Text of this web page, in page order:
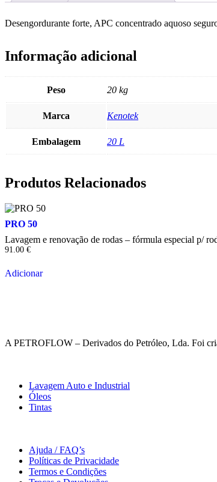
Desengordurante forte, APC concentrado aquoso
Informação adicional
Peso 20 kg
Marca Kenotek
Embalagem 20 L
Produtos Relacionados
PRO 50
Lavagem e renovação de rodas – fórmula especial p/
91.00 €
Adicionar
A PETROFLOW – Derivados do Petróleo, Lda. Foi
Lavagem Auto e Industrial
Óleos
Tintas
Ajuda / FAQ’s
Políticas de Privacidade
Termos e Condições